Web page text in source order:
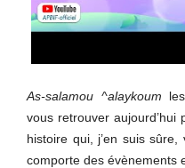
As-salamou ^alaykoum
vous retrouver
histoire qui, j’en suis
comporte des évènements